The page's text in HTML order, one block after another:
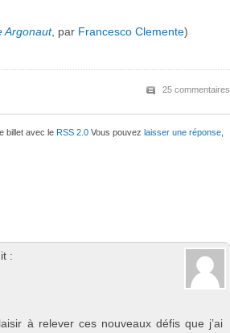
Argonaut, par Francesco Clemente)
25 commentaires
billet avec le RSS 2.0 Vous pouvez laisser une réponse
:
à relever ces nouveaux défis que j’ai